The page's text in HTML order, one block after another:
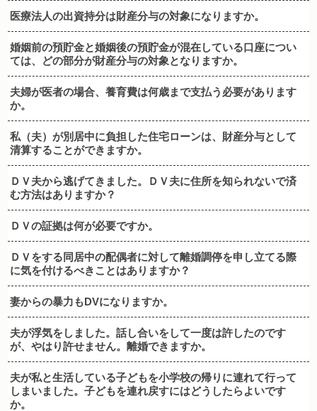
医療法人の出資持分は財産分与の対象になりますか。
婚姻前の預貯金と婚姻後の預貯金が混在している口座につい
ては、どの部分が財産分与の対象となりますか。
夫婦が医者の場合、養育費は何歳まで支払う必要があります
か。
私（夫）が別居中に負担した住宅ローンは、財産分与として
清算することができますか。
ＤＶ夫から逃げてきました。ＤＶ夫に住所を知られないで済
む方法はありますか？
ＤＶの証拠は何が必要ですか。
ＤＶをする同居中の配偶者に対して離婚調停を申し立てる際
に気を付けるべきことはありますか？
妻からの暴力もDVになりますか。
夫が浮気をしました。話し合いをして一度は許したのです
が、やはり許せません。離婚できますか。
夫が私と生活している子どもを小学校の帰りに連れて行って
しまいました。子どもを連れ戻すにはどうしたらよいです
か。